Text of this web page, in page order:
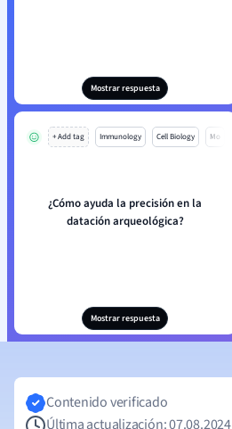
Mostrar respuesta
+ Add tag Immunology Cell Biology Mo
¿Cómo ayuda la precisión en la
datación arqueológica?
Mostrar respuesta
Contenido verificado
Última actualización: 07.08.2024